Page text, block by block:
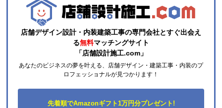
きりまきまきさん
2026年7月17日 23:29
欲しい商品をスムーズに注文できましたか？
ショップからの連絡や対応は適切でしたか？
店舗デザイン設計・内装建築工事の専門会社とすぐ出会え
る無料マッチングサイト
「店舗設計施工.com」
あなたのビジネスの夢を叶える、店舗デザイン・建築工事・内装のプ
ロフェッショナルが見つかります！
先着順でAmazonギフト1万円分プレゼント!